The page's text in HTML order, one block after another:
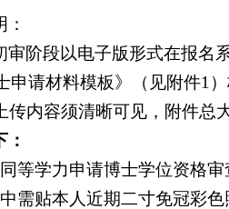
审阶段以电子版形式在报名
申请材料模板》（见附件1
传内容须清晰可见，附件总
等学力申请博士学位资格审
中需贴本人近期二寸免冠彩